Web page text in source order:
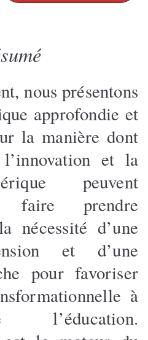
nous présentons
approfondie et
la manière dont
et la
peuvent
faire prendre
nécessité d’une
et d’une
pour favoriser
à